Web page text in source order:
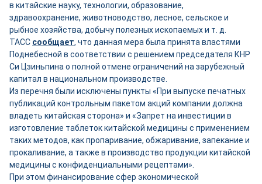
в китайские науку, технологии, образование,
здравоохранение, животноводство, лесное, сельское и
рыбное хозяйства, добычу полезных ископаемых и т. д.
ТАСС сообщает, что данная мера была принята властями
Поднебесной в соответствии с решением председателя КНР
Си Цзиньпина о полной отмене ограничений на зарубежный
капитал в национальном производстве.
Из перечня были исключены пункты «При выпуске печатных
публикаций контрольным пакетом акций компании должна
владеть китайская сторона» и «Запрет на инвестиции в
изготовление таблеток китайской медицины с применением
таких методов, как пропаривание, обжаривание, запекание и
прокаливание, а также в производство продукции китайской
медицины с конфиденциальными рецептами».
При этом финансирование сфер экономической